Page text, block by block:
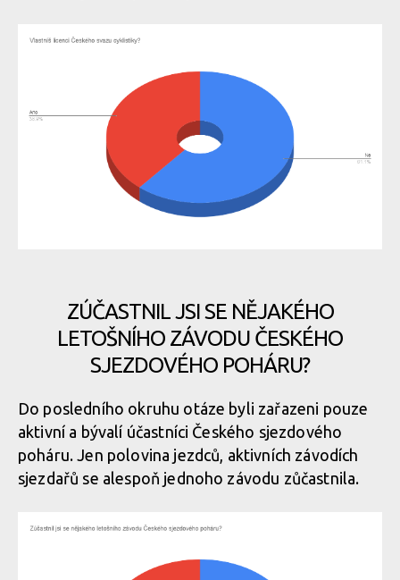
ZÚČASTNIL JSI SE NĚJAKÉHO
LETOŠNÍHO ZÁVODU ČESKÉHO
SJEZDOVÉHO POHÁRU?
Do posledního okruhu otáze byli zařazeni pouze
aktivní a bývalí účastníci Českého sjezdového
poháru. Jen polovina jezdců, aktivních závodích
sjezdařů se alespoň jednoho závodu zůčastnila.